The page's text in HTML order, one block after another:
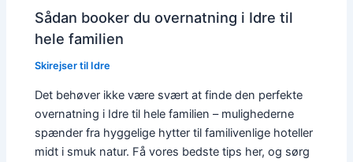
Sådan booker du overnatning i Idre til
hele familien
Skirejser til Idre
Det behøver ikke være svært at finde den perfekte
overnatning i Idre til hele familien – mulighederne
spænder fra hyggelige hytter til familivenlige hoteller
midt i smuk natur. Få vores bedste tips her, og sørg